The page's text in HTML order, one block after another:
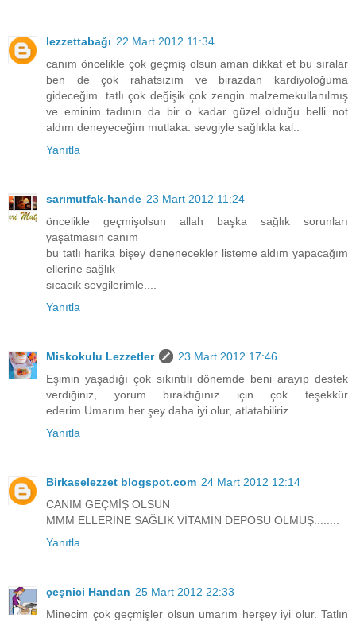
lezzettabağı 22 Mart 2012 11:34
canım öncelikle çok geçmiş olsun aman dikkat et bu sıralar
ben de çok rahatsızım ve birazdan kardiyoloğuma
gideceğim. tatlı çok değişik çok zengin malzemekullanılmış
ve eminim tadının da bir o kadar güzel olduğu belli..not
aldım deneyeceğim mutlaka. sevgiyle sağlıkla kal..
Yanıtla
sarımutfak-hande 23 Mart 2012 11:24
öncelikle geçmişolsun allah başka sağlık sorunları
yaşatmasın canım
bu tatlı harika bişey denenecekler listeme aldım yapacağım
ellerine sağlık
sıcacık sevgilerimle....
Yanıtla
Miskokulu Lezzetler
23 Mart 2012 17:46
Eşimin yaşadığı çok sıkıntılı dönemde beni arayıp destek
verdiğiniz, yorum bıraktığınız için çok teşekkür
ederim.Umarım her şey daha iyi olur, atlatabiliriz ...
Yanıtla
Birkaselezzet blogspot.com 24 Mart 2012 12:14
CANIM GEÇMİŞ OLSUN
MMM ELLERİNE SAĞLIK VİTAMİN DEPOSU OLMUŞ........
Yanıtla
çeşnici Handan 25 Mart 2012 22:33
Minecim çok geçmişler olsun umarım herşey iyi olur. Tatlın